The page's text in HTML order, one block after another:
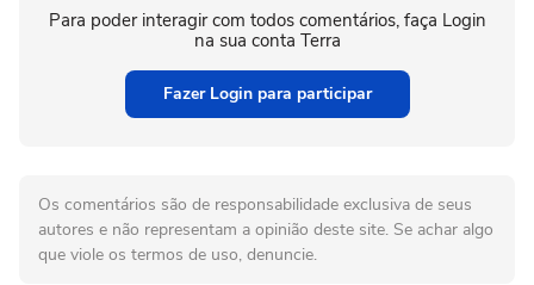
Para poder interagir com todos comentários, faça Login
na sua conta Terra
Fazer Login para participar
Os comentários são de responsabilidade exclusiva de seus
autores e não representam a opinião deste site. Se achar algo
que viole os termos de uso, denuncie.